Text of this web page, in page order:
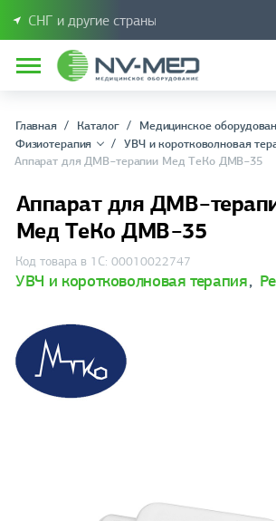
СНГ и другие страны
Главная Каталог
Медицинское
Физиотерапия
УВЧ и коротковолновая
Аппарат для ДМВ−терапии Мед ТеКо ДМВ−35
Аппарат для
Мед ТеКо ДМВ−35
Код товара в 1С: 00010022747
УВЧ и коротковолновая терапия,